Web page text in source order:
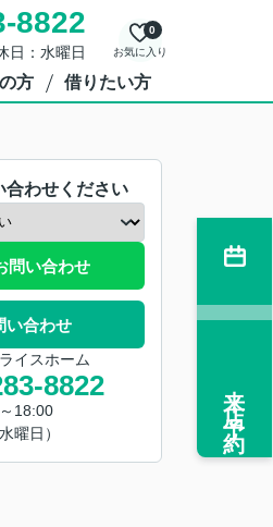
8822
：水曜日 お気に入り
0
方 借りたい方
合わせください
問い合わせ
い合わせ
イスホーム
8822
18:00
曜日）
来店予約